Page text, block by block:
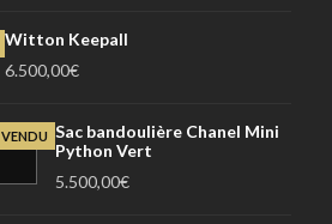
Witton Keepall
6.500,00€
VENDU Sac bandoulière Chanel Mini
Python Vert
5.500,00€